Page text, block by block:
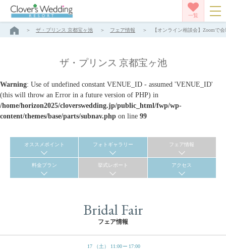
一覧
ザ・プリンス 京都宝ヶ池 フェア情報 【オンライン相談会】Zoomで
ザ・プリンス 京都宝ヶ池
Warning: Use of undefined constant VENUE_ID - assumed 'VENUE_ID'
(this will throw an Error in a future version of PHP) in
/home/horizon2025/cloverswedding.jp/public_html/fwp/wp-
content/themes/base/parts/subnav.php on line 99
オススメポイント フォトギャラリー フェア情報
料金プラン 挙式レポート アクセス
Bridal Fair
フェア情報
17 （土） 11:00 17:00